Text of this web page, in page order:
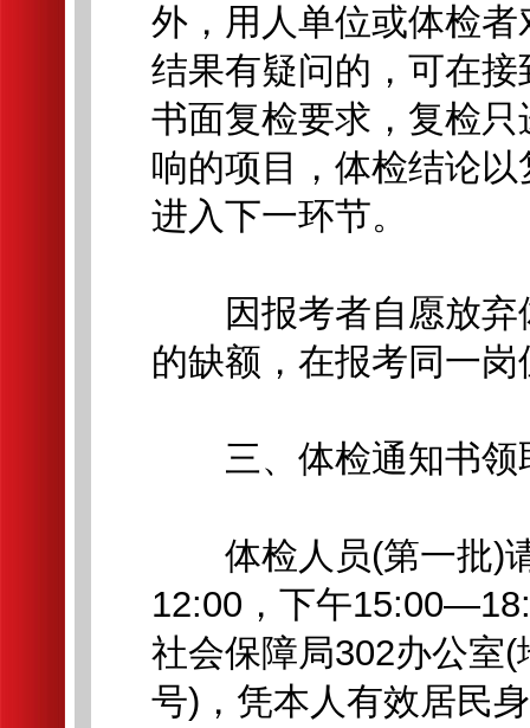
外，用人单位或体检
结果有疑问的，可在
书面复检要求，复检
响的项目，体检结论
进入下一环节。
因报考者自愿放弃
的缺额，在报考同一
三、体检通知书领
体检人员(第一批)
12:00，下午
社会保障局302办公室
号)，凭本人有效居民